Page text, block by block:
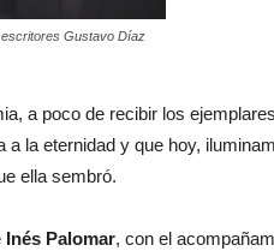
Gustavo Díaz
a poco de recibir los
a la eternidad y que hoy,
ella sembró.
Inés Palomar, con el